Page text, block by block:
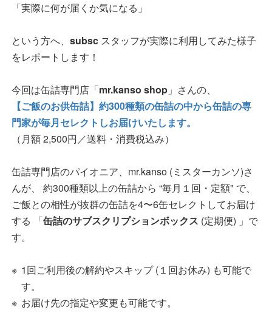
「実際に何が届くか気になる」
という方へ、 subsc スタッフが実際に利用してみた様子
をレポートします！
今回は缶詰専門店「mr.kanso shop 」さんの、
【ご飯のお供缶詰】約300種類の缶詰の中から缶詰の専
門家が毎月セレクトしお届けいたします。
（月額 2,500円／送料・消費税込み）
缶詰専門店のパイオニア、mr.kanso (ミスターカンソ)さ
んが、 約300種類以上の缶詰から “毎月１回・定額" で、
ご飯との相性が抜群の缶詰を4〜6缶セレクトしてお届け
する 「缶詰のサブスクリプションボックス (定期便) 」で
す。
1回ご利用後の解約やスキップ (１回お休み) も可能で
す。
お届け先の指定や変更も可能です。